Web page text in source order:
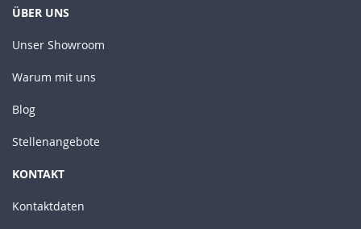
ÜBER UNS
Unser Showroom
Warum mit uns
Blog
Stellenangebote
KONTAKT
Kontaktdaten